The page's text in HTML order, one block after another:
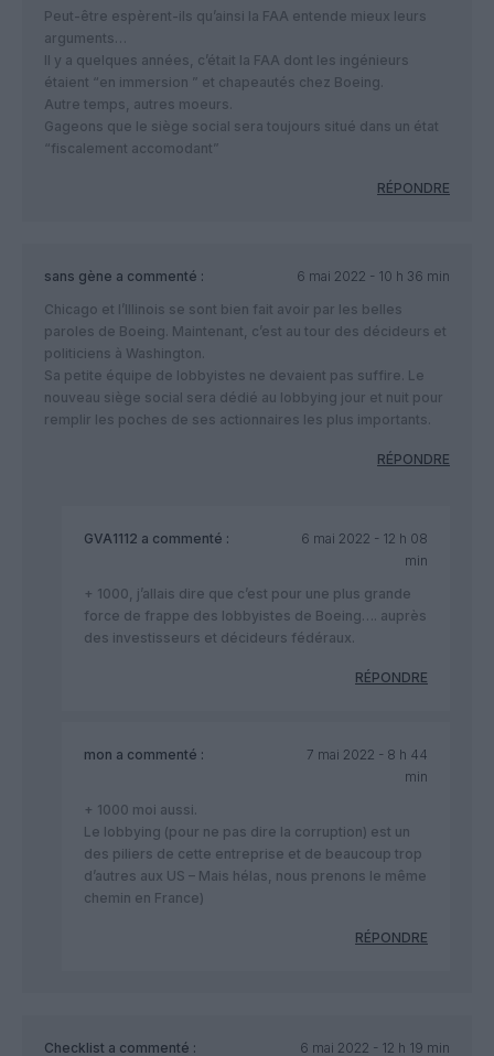
Peut-être espèrent-ils qu’ainsi la FAA entende mieux leurs
arguments…
Il y a quelques années, c’était la FAA dont les ingénieurs
étaient “en immersion ” et chapeautés chez Boeing.
Autre temps, autres moeurs.
Gageons que le siège social sera toujours situé dans un état
“fiscalement accomodant”
RÉPONDRE
sans gène a commenté :
6 mai 2022 - 10 h 36 min
Chicago et l’Illinois se sont bien fait avoir par les belles
paroles de Boeing. Maintenant, c’est au tour des décideurs et
politiciens à Washington.
Sa petite équipe de lobbyistes ne devaient pas suffire. Le
nouveau siège social sera dédié au lobbying jour et nuit pour
remplir les poches de ses actionnaires les plus importants.
RÉPONDRE
GVA1112 a commenté :
6 mai 2022 - 12 h 08
min
+ 1000, j’allais dire que c’est pour une plus grande
force de frappe des lobbyistes de Boeing…. auprès
des investisseurs et décideurs fédéraux.
RÉPONDRE
mon a commenté :
7 mai 2022 - 8 h 44
min
+ 1000 moi aussi.
Le lobbying (pour ne pas dire la corruption) est un
des piliers de cette entreprise et de beaucoup trop
d’autres aux US – Mais hélas, nous prenons le même
chemin en France)
RÉPONDRE
Checklist a commenté :
6 mai 2022 - 12 h 19 min